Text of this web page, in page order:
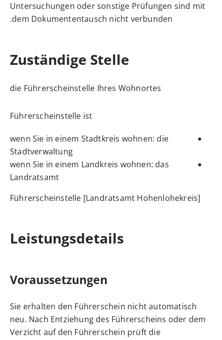
Untersuchungen oder sonstige Prüfungen sind mit
dem Dokumententausch nicht verbunden.
Zuständige Stelle
die Führerscheinstelle Ihres Wohnortes
Führerscheinstelle ist
wenn Sie in einem Stadtkreis wohnen: die
Stadtverwaltung
wenn Sie in einem Landkreis wohnen: das
Landratsamt
Führerscheinstelle [Landratsamt Hohenlohekreis]
Leistungsdetails
Voraussetzungen
Sie erhalten den Führerschein nicht automatisch
neu. Nach Entziehung des Führerscheins oder dem
Verzicht auf den Führerschein prüft die